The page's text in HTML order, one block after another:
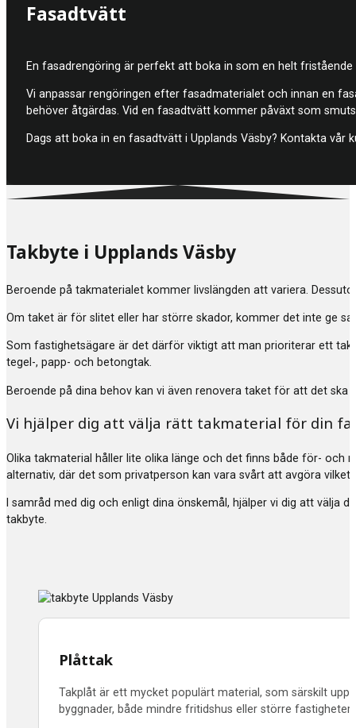
Fasadtvätt
En fasadrengöring är perfekt att boka in som en helt
Vi anpassar rengöringen efter fasadmaterialet och innan en
behöver åtgärdas. Vid en fasadtvätt kommer påväxt som
Dags att boka in en fasadtvätt i Upplands Väsby? Kontakta
Takbyte i Upplands Väsby
Beroende på takmaterialet kommer livslängden att variera.
Om taket är för slitet eller har större skador, kommer det inte ge
Som fastighetsägare är det därför viktigt att man prioriterar ett
tegel-, papp- och betongtak.
Beroende på dina behov kan vi även renovera taket för att det
Vi hjälper dig att välja rätt takmaterial för din
Olika takmaterial håller lite olika länge och det finns både för- och
alternativ, där det som privatperson kan vara svårt att avgöra
I samråd med dig och enligt dina önskemål, hjälper vi dig att
takbyte.
Plåttak
Takplåt är ett mycket populärt material, som särskilt
byggnader, både mindre fritidshus eller större